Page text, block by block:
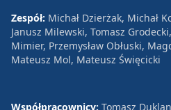
Zespół: Michał Dzierżak, Michał
Janusz Milewski, Tomasz
Mimier, Przemysław Obłuski,
Mateusz Mol, Mateusz Święcicki
Współpracownicy: Tomasz